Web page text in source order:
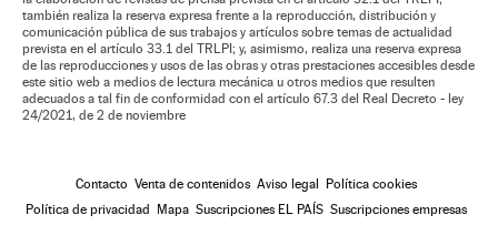
también realiza la reserva expresa frente a la reproducción, distribución y
comunicación pública de sus trabajos y artículos sobre temas de actualidad
prevista en el artículo 33.1 del TRLPI; y, asimismo, realiza una reserva expresa
de las reproducciones y usos de las obras y otras prestaciones accesibles desde
este sitio web a medios de lectura mecánica u otros medios que resulten
adecuados a tal fin de conformidad con el artículo 67.3 del Real Decreto - ley
24/2021, de 2 de noviembre
Contacto Venta de contenidos Aviso legal Política cookies
Política de privacidad Mapa Suscripciones EL PAÍS Suscripciones empresas